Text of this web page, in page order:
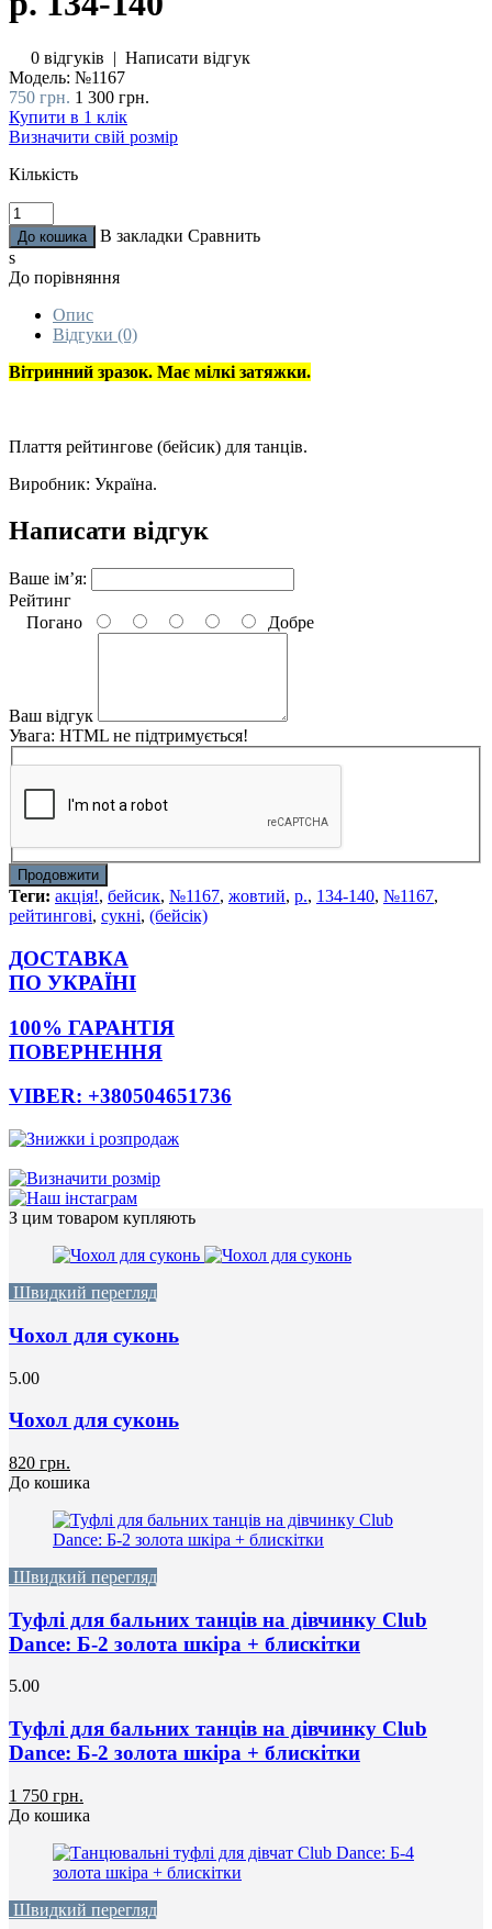
0 відгуків | Написати відгук
Модель: №1167
750 грн. 1 300 грн.
Купити в 1 клік
Визначити свій розмір
Кількість
В закладки Сравнить
s
До порівняння
Опис
Відгуки (0)
Вітринний зразок. Має мілкі затяжки.
Плаття рейтингове (бейсик) для танців.
Виробник: Україна.
Написати відгук
Ваше ім’я:
Рейтинг
Погано
Добре
Ваш відгук
Увага: HTML не підтримується!
Продовжити
Теги: акція!, бейсик, №1167, жовтий, р., 134-140, №1167,
рейтингові, сукні, (бейсік)
ДОСТАВКА
ПО УКРАЇНІ
100% ГАРАНТІЯ
ПОВЕРНЕННЯ
VIBER: +380504651736
З цим товаром купляють
Швидкий перегляд
Чохол для суконь
5.00
Чохол для суконь
820 грн.
До кошика
Швидкий перегляд
Туфлі для бальних танців на дівчинку Club
Dance: Б-2 золота шкіра + блискітки
5.00
Туфлі для бальних танців на дівчинку Club
Dance: Б-2 золота шкіра + блискітки
1 750 грн.
До кошика
Швидкий перегляд